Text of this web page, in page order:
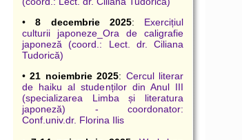
•8 decembrie 2025: Exercițiul
culturii japoneze_Ora de caligrafie
japoneză (coord.: Lect. dr. Ciliana
Tudorică)
•21 noiembrie 2025: Cercul literar
de haiku al studenților din Anul III
(specializarea Limba și literatura
japoneză) - coordonator:
Conf.univ.dr. Florina Ilis